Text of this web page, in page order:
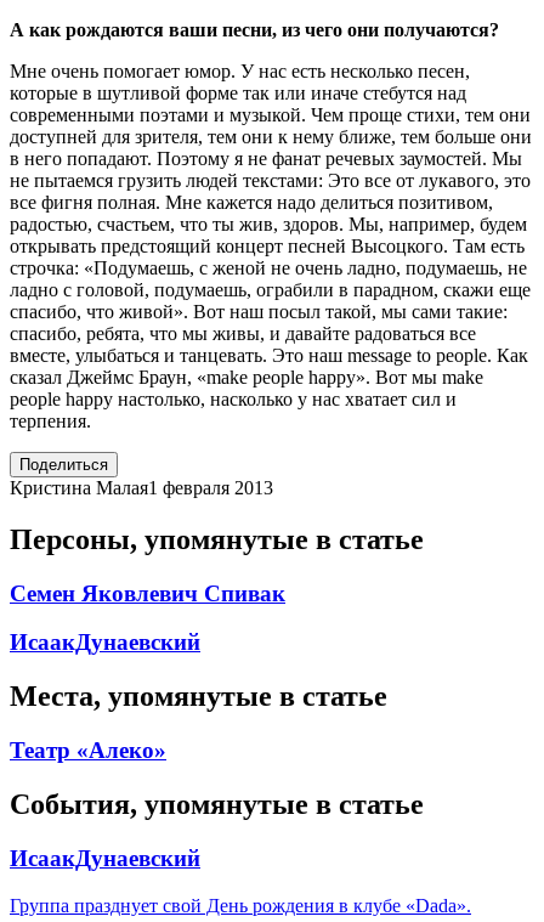
А как рождаются ваши песни, из чего они получаются?
Мне очень помогает юмор. У нас есть несколько песен,
которые в шутливой форме так или иначе стебутся над
современными поэтами и музыкой. Чем проще стихи, тем они
доступней для зрителя, тем они к нему ближе, тем больше они
в него попадают. Поэтому я не фанат речевых заумостей. Мы
не пытаемся грузить людей текстами: Это все от лукавого, это
все фигня полная. Мне кажется надо делиться позитивом,
радостью, счастьем, что ты жив, здоров. Мы, например, будем
открывать предстоящий концерт песней Высоцкого. Там есть
строчка: «Подумаешь, с женой не очень ладно, подумаешь, не
ладно с головой, подумаешь, ограбили в парадном, скажи еще
спасибо, что живой». Вот наш посыл такой, мы сами такие:
спасибо, ребята, что мы живы, и давайте радоваться все
вместе, улыбаться и танцевать. Это наш message to people. Как
сказал Джеймс Браун, «make people happy». Вот мы make
people happy настолько, насколько у нас хватает сил и
терпения.
Поделиться
Кристина Малая1 февраля 2013
Персоны, упомянутые в статье
Семен Яковлевич Спивак
ИсаакДунаевский
Места, упомянутые в статье
Театр «Алеко»
События, упомянутые в статье
ИсаакДунаевский
Группа празднует свой День рождения в клубе «Dada».